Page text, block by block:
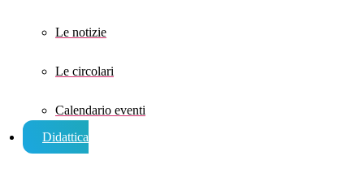
Le notizie
Le circolari
Calendario eventi
Didattica